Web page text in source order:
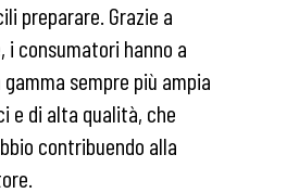
preparare. Grazie a
i consumatori hanno a
sempre più ampia
e di alta qualità, che
contribuendo alla